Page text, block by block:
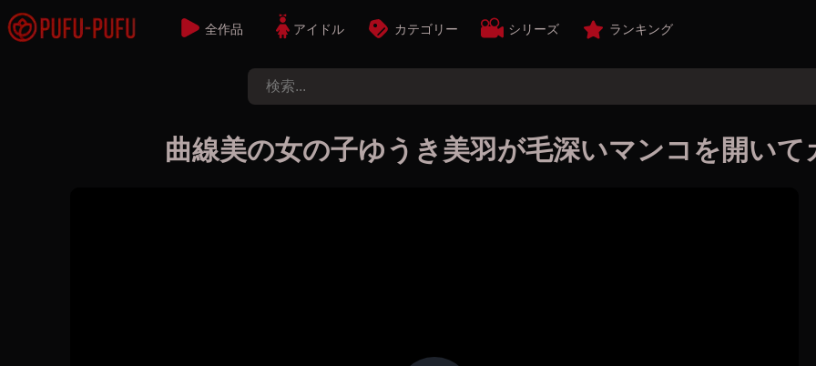
全作品 アイドル カテゴリー シリーズ ランキング
曲線美の女の子ゆうき美羽が毛深いマンコを開い